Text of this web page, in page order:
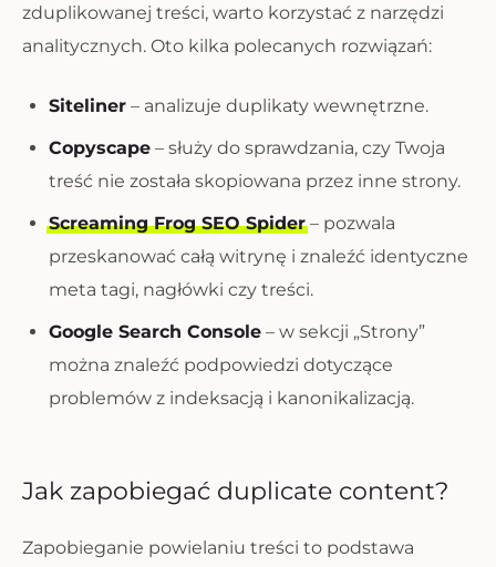
zduplikowanej treści, warto korzystać z narzędzi
analitycznych. Oto kilka polecanych rozwiązań:
Siteliner – analizuje duplikaty wewnętrzne.
Copyscape – służy do sprawdzania, czy Twoja
treść nie została skopiowana przez inne strony.
Screaming Frog SEO Spider– pozwala
przeskanować całą witrynę i znaleźć identyczne
meta tagi, nagłówki czy treści.
Google Search Console – w sekcji „Strony”
można znaleźć podpowiedzi dotyczące
problemów z indeksacją i kanonikalizacją.
Jak zapobiegać duplicate content?
Zapobieganie powielaniu treści to podstawa